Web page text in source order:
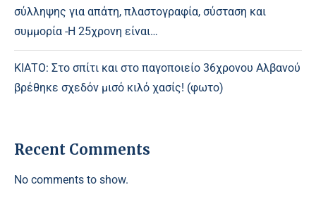
σύλληψης για απάτη, πλαστογραφία, σύσταση και
συμμορία -Η 25χρονη είναι…
ΚΙΑΤΟ: Στο σπίτι και στο παγοποιείο 36χρονου Αλβανού
βρέθηκε σχεδόν μισό κιλό χασίς! (φωτο)
Recent Comments
No comments to show.